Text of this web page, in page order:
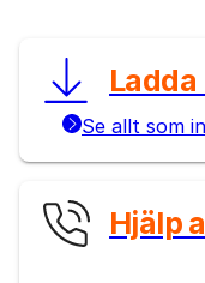
Se allt som
Hjälp